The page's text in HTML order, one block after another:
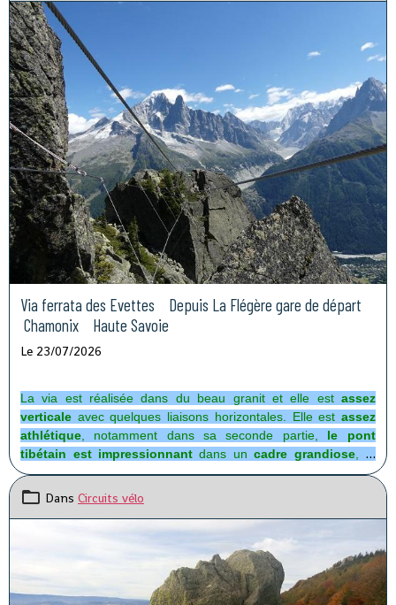
Via ferrata des Evettes Depuis La Flégère gare de départ
Chamonix Haute Savoie
Le 23/07/2026
La via est réalisée dans du beau granit et elle est assez
verticale avec quelques liaisons horizontales. Elle est assez
athlétique, notamment dans sa seconde partie, le pont
tibétain est impressionnant dans un cadre grandiose, le
Mont Blanc en arrière plan ! Les conditions seront idéales pour
mon parcours, personne derrière et personne devant !
Dans Circuits vélo